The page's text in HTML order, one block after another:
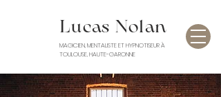
Lucas Nolan
MAGICIEN, MENTALISTE ET HYPNOTISEUR À
TOULOUSE, HAUTE-GARONNE